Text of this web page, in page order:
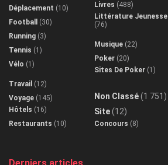
Déplacement (10)
Football
(30)
Running (3)
Tennis (1)
Vélo (1)
Travail (12)
Voyage (145)
Hôtels (16)
Restaurants (10)
Livres (488)
Littérature Jeunesse
(76)
Musique (22)
Poker (20)
Sites De Poker (1)
Non Classé(1 751)
Site(12)
Concours (8)